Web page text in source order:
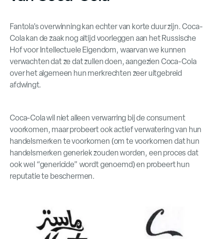
Fantola’s overwinning kan echter van korte duur zijn. Coca-
Cola kan de zaak nog altijd voorleggen aan het Russische
Hof voor Intellectuele Eigendom, waarvan we kunnen
verwachten dat ze dat zullen doen, aangezien Coca-Cola
over het algemeen hun merkrechten zeer uitgebreid
afdwingt.
Coca-Cola wil niet alleen verwarring bij de consument
voorkomen, maar probeert ook actief verwatering van hun
handelsmerken te voorkomen (om te voorkomen dat hun
handelsmerken generiek zouden worden, een proces dat
ook wel “genericide” wordt genoemd) en probeert hun
reputatie te beschermen.